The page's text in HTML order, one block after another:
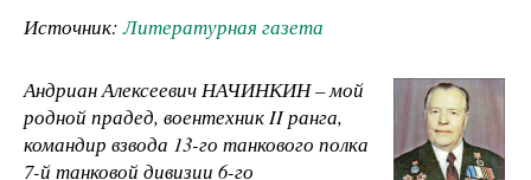
Источник:Литературная газета
Андриан Алексеевич НАЧИНКИН – мой
родной прадед, воентехник II ранга,
командир взвода 13-го танкового полка
7-й танковой дивизии 6-го